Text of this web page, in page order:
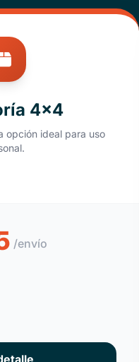
4x4
opción ideal para uso
/envío